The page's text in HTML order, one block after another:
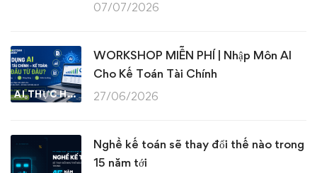
07/07/2026
AI THỰC HÀNH
WORKSHOP MIỄN PHÍ | Nhập Môn AI
Cho Kế Toán Tài Chính
27/06/2026
Nghề kế toán sẽ thay đổi thế nào trong
15 năm tới